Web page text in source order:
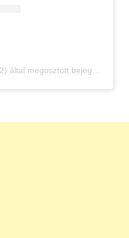
ℝ𝕠𝕝𝕒𝕟𝕕 𝕋𝕠𝕥𝕙 (@rolandtoth22) által megosztott bejegyzés